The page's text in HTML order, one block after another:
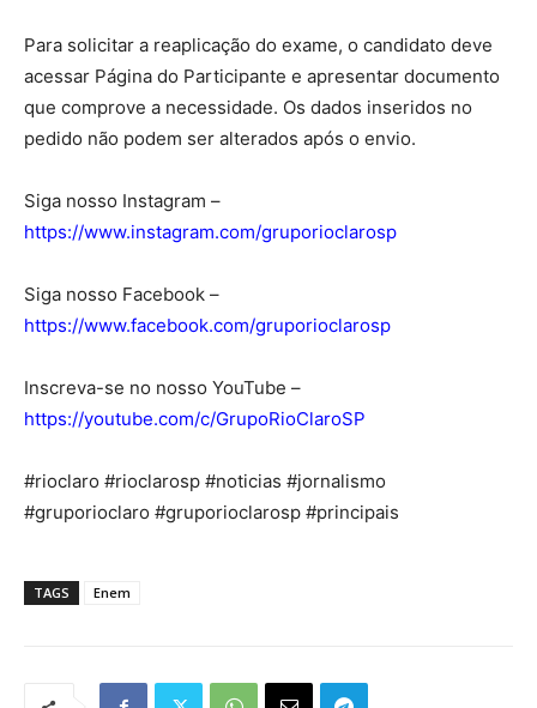
Para solicitar a reaplicação do exame, o candidato deve
acessar Página do Participante e apresentar documento
que comprove a necessidade. Os dados inseridos no
pedido não podem ser alterados após o envio.
Siga nosso Instagram –
https://www.instagram.com/gruporioclarosp
Siga nosso Facebook –
https://www.facebook.com/gruporioclarosp
Inscreva-se no nosso YouTube –
https://youtube.com/c/GrupoRioClaroSP
#rioclaro #rioclarosp #noticias #jornalismo
#gruporioclaro #gruporioclarosp #principais
TAGS Enem